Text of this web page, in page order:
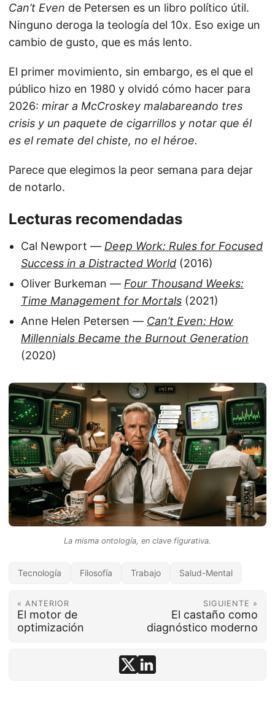
Can’t Even de Petersen es un libro político útil.
Ninguno deroga la teología del 10x. Eso exige un
cambio de gusto, que es más lento.
El primer movimiento, sin embargo, es el que el
público hizo en 1980 y olvidó cómo hacer para
2026: mirar a McCroskey malabareando tres
crisis y un paquete de cigarrillos y notar que él
es el remate del chiste, no el héroe.
Parece que elegimos la peor semana para dejar
de notarlo.
Lecturas recomendadas
Cal Newport — Deep Work: Rules for Focused
Success in a Distracted World (2016)
Oliver Burkeman — Four Thousand Weeks:
Time Management for Mortals (2021)
Anne Helen Petersen — Can’t Even: How
Millennials Became the Burnout Generation
(2020)
La misma ontología, en clave figurativa.
Tecnología Filosofía Trabajo Salud-Mental
« ANTERIOR
El motor de
optimización
SIGUIENTE »
El castaño como
diagnóstico moderno